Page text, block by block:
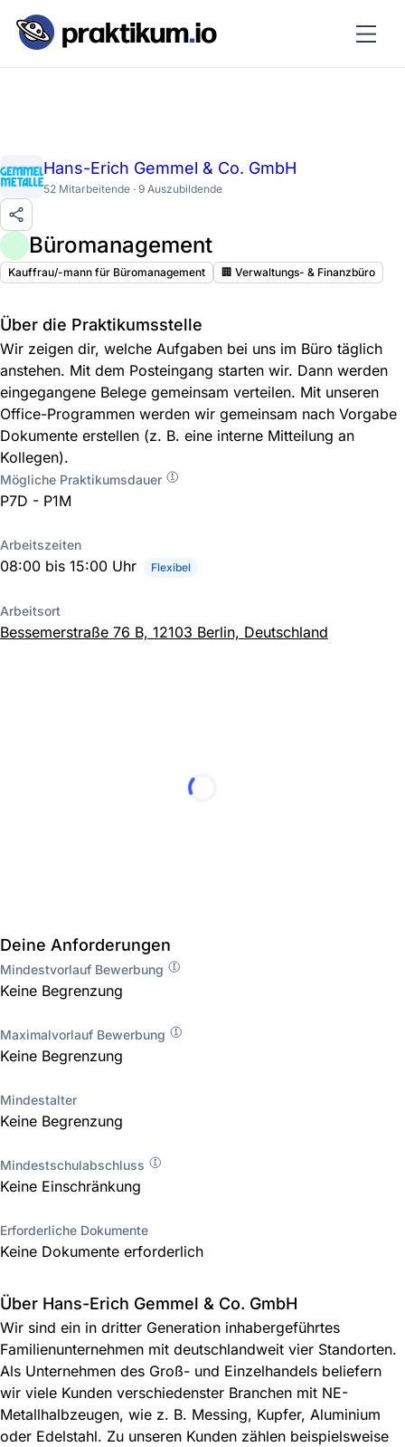
Hans-Erich Gemmel & Co. GmbH
52 Mitarbeitende · 9 Auszubildende
Büromanagement
Kauffrau/-mann für Büromanagement 🏢 Verwaltungs- & Finanzbüro
Über die Praktikumsstelle
Wir zeigen dir, welche Aufgaben bei uns im Büro täglich
anstehen. Mit dem Posteingang starten wir. Dann werden
eingegangene Belege gemeinsam verteilen. Mit unseren
Office-Programmen werden wir gemeinsam nach Vorgabe
Dokumente erstellen (z. B. eine interne Mitteilung an
Kollegen).
Mögliche Praktikumsdauer
P7D - P1M
Arbeitszeiten
08:00 bis 15:00 Uhr Flexibel
Arbeitsort
Bessemerstraße 76 B, 12103 Berlin, Deutschland
Deine Anforderungen
Mindestvorlauf Bewerbung
Keine Begrenzung
Maximalvorlauf Bewerbung
Keine Begrenzung
Mindestalter
Keine Begrenzung
Mindestschulabschluss
Keine Einschränkung
Erforderliche Dokumente
Keine Dokumente erforderlich
Über Hans-Erich Gemmel & Co. GmbH
Wir sind ein in dritter Generation inhabergeführtes
Familienunternehmen mit deutschlandweit vier Standorten.
Als Unternehmen des Groß- und Einzelhandels beliefern
wir viele Kunden verschiedenster Branchen mit NE-
Metallhalbzeugen, wie z. B. Messing, Kupfer, Aluminium
oder Edelstahl. Zu unseren Kunden zählen beispielsweise